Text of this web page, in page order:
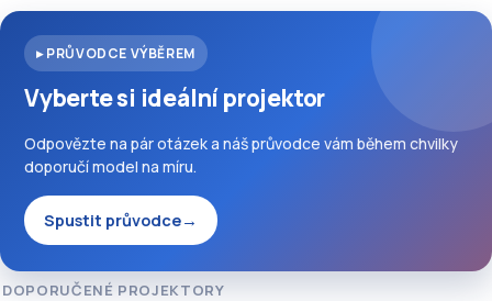
▸ PRŮVODCE VÝBĚREM
Vyberte si ideální projektor
Odpovězte na pár otázek a náš průvodce vám během chvilky
doporučí model na míru.
Spustit průvodce→
DOPORUČENÉ PROJEKTORY